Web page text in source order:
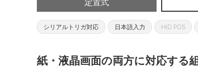
定置式
シリアルトリガ対応 日本語入力 HID POS
紙・液晶画面の両方に対応する